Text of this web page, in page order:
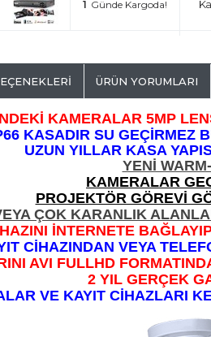
1
ÜRÜN YORUMLARI
KAMERALAR 5MP
KASADIR SU GEÇİRMEZ
UZUN YILLAR KASA
YENİ
KAMERALAR
PROJEKTÖR GÖREVİ
ÇOK KARANLIK
İNTERNETE
CİHAZINDAN VEYA
AVI FULLHD
2 YIL GERÇEK
VE KAYIT CİHAZLARI